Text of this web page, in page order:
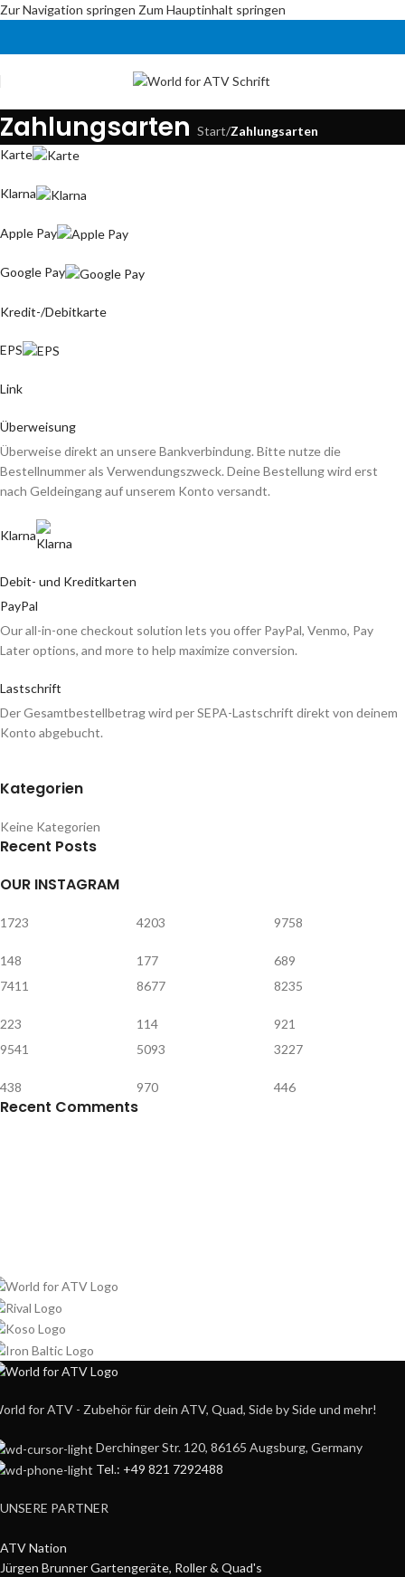
Zur Navigation springen Zum Hauptinhalt springen
Zahlungsarten Start/Zahlungsarten
Karte
Klarna
Apple Pay
Google Pay
Kredit-/Debitkarte
EPS
Link
Überweisung
Überweise direkt an unsere Bankverbindung. Bitte nutze die
Bestellnummer als Verwendungszweck. Deine Bestellung wird erst
nach Geldeingang auf unserem Konto versandt.
Klarna
Debit- und Kreditkarten
PayPal
Our all-in-one checkout solution lets you offer PayPal, Venmo, Pay
Later options, and more to help maximize conversion.
Lastschrift
Der Gesamtbestellbetrag wird per SEPA-Lastschrift direkt von deinem
Konto abgebucht.
Kategorien
Keine Kategorien
Recent Posts
OUR INSTAGRAM
1723
148
4203
177
9758
689
7411
223
8677
114
8235
921
9541
438
5093
970
3227
446
Recent Comments
for ATV - Zubehör für dein ATV, Quad, Side by Side und mehr!
Derchinger Str. 120, 86165 Augsburg, Germany
Tel.: +49 821 7292488
UNSERE PARTNER
ATV Nation
Jürgen Brunner Gartengeräte, Roller & Quad's